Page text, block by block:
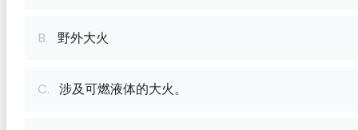
B. 野外大火
C. 涉及可燃液体的大火。